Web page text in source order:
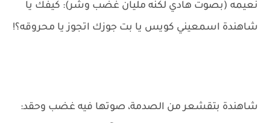
نعيمه (بصوت هادي لكنه مليان غضب وشر): كيفك يا
شاهندة اسمعيني كويس يا بت جوزك اتجوز يا محروقه؟!
شاهندة بتقشعر من الصدمة، صوتها فيه غضب وحقد: